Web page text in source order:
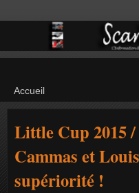
Little Cup 2015
Cammas et
supériorité !